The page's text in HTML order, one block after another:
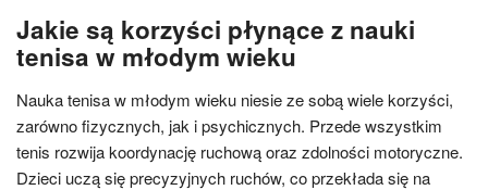
Jakie są korzyści płynące z nauki
tenisa w młodym wieku
Nauka tenisa w młodym wieku niesie ze sobą wiele korzyści,
zarówno fizycznych, jak i psychicznych. Przede wszystkim
tenis rozwija koordynację ruchową oraz zdolności motoryczne.
Dzieci uczą się precyzyjnych ruchów, co przekłada się na